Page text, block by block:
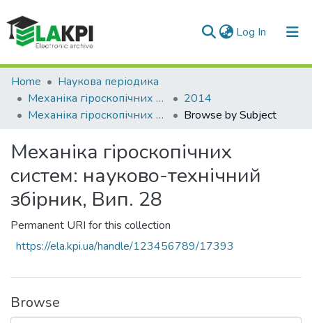
Log In (current)
Communities & Collections
All of DSpace
Home
Наукова періодика
Механіка гіроскопічних систем
2014
Механіка гіроскопічних систем: науково-технічний збірник, Вип. 28
Browse by Subject
Механіка гіроскопічних
систем: науково-технічний
збірник, Вип. 28
Permanent URI for this collection
https://ela.kpi.ua/handle/123456789/17393
Browse